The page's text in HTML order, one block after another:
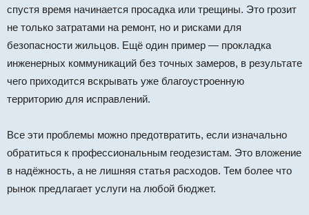
спустя время начинается просадка или трещины. Это грозит
не только затратами на ремонт, но и рисками для
безопасности жильцов. Ещё один пример — прокладка
инженерных коммуникаций без точных замеров, в результате
чего приходится вскрывать уже благоустроенную
территорию для исправлений.
Все эти проблемы можно предотвратить, если изначально
обратиться к профессиональным геодезистам. Это вложение
в надёжность, а не лишняя статья расходов. Тем более что
рынок предлагает услуги на любой бюджет.